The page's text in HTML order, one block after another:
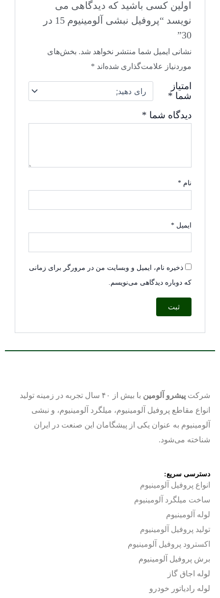
اولین کسی باشید که دیدگاهی می
نویسد “پروفیل نبشی آلومینیوم 15 در
30”
نشانی ایمیل شما منتشر نخواهد شد. بخش‌های
موردنیاز علامت‌گذاری شده‌اند *
امتیاز
شما *
دیدگاه شما *
نام *
ایمیل *
ذخیره نام، ایمیل و وبسایت من در مرورگر برای زمانی
که دوباره دیدگاهی می‌نویسم.
شرکت پیشرو آلومین
با بیش از ۴۰ سال تجربه در زمینه تولید
انواع مقاطع پروفیل آلومینیوم، میلگرد آلومینیوم، و نبشی
آلومینیوم به عنوان یکی از پیشگامان این صنعت در ایران
شناخته می‌شود.
دسترسی سریع:
انواع پروفیل آلومینیوم
ساخت میلگرد آلومینیوم
لوله آلومینیوم
تولید پروفیل آلومینیوم
اکسترود پروفیل آلومینیوم
برش پروفیل آلومینیوم
لوله اجاق گاز
لوله رادیاتور خودرو